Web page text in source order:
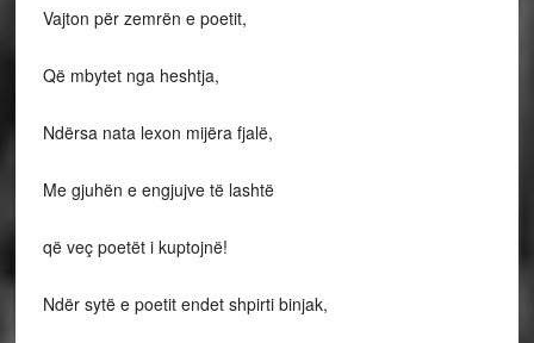
Vajton për zemrën e poetit,
Që mbytet nga heshtja,
Ndërsa nata lexon mijëra fjalë,
Me gjuhën e engjujve të lashtë
që veç poetët i kuptojnë!
Ndër sytë e poetit endet shpirti binjak,